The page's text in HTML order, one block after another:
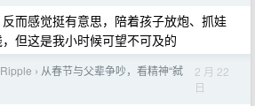
而感觉挺有意思，陪着孩子放炮、抓娃
但这是我小时候可望不可及的
› 从春节与父辈争吵，看精神“弑
2 月 22
日